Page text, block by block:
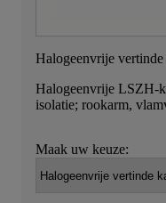
Halogeenvrije
Halogeenvrije LSZH-
isolatie; rookarm,
Maak uw keuze: